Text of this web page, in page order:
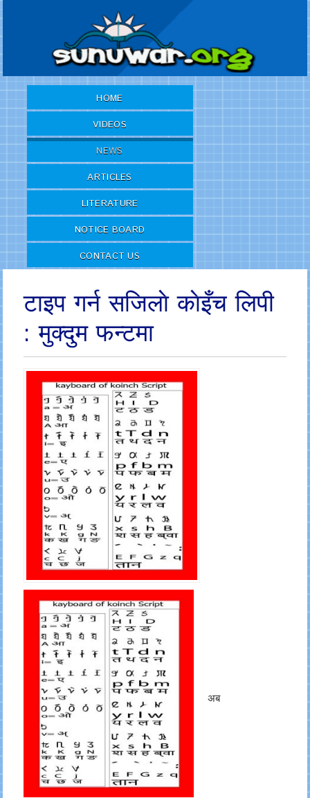
HOME
VIDEOS
NEWS
ARTICLES
LITERATURE
NOTICE BOARD
CONTACT US
टाइप गर्न सजिलाे काेइँच लिपी
: मुक्दुम फन्टमा
अब